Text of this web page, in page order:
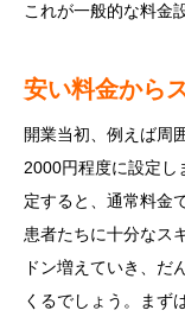
これが一般的な料金
安い料金から
開業当初、例えば周
2000円程度に設定し
定すると、通常料金
患者たちに十分なス
ドン増えていき、だ
くるでしょう。まず